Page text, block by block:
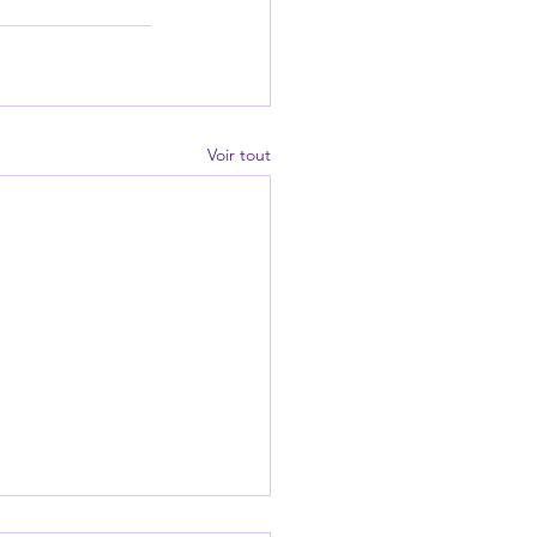
Voir tout